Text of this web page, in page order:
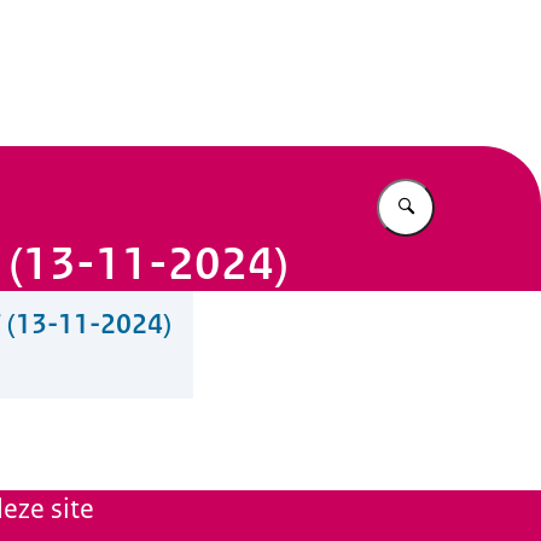
Vul in wat u
(13-11-2024)
(13-11-2024)
site